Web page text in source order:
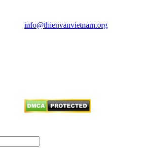
info@thienvanvietnam.org